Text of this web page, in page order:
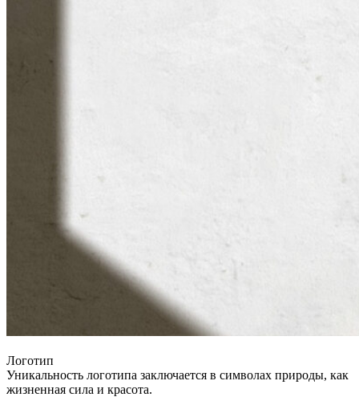
Логотип
Уникальность логотипа заключается в символах природы, как
жизненная сила и красота.